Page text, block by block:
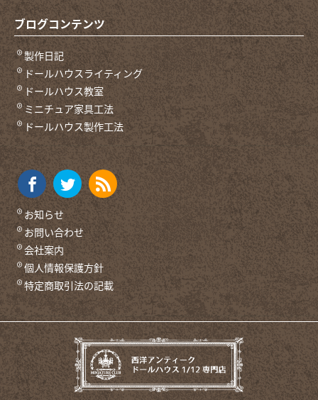
ブログコンテンツ
製作日記
ドールハウスライティング
ドールハウス教室
ミニチュア家具工法
ドールハウス製作工法
お知らせ
お問い合わせ
会社案内
個人情報保護方針
特定商取引法の記載